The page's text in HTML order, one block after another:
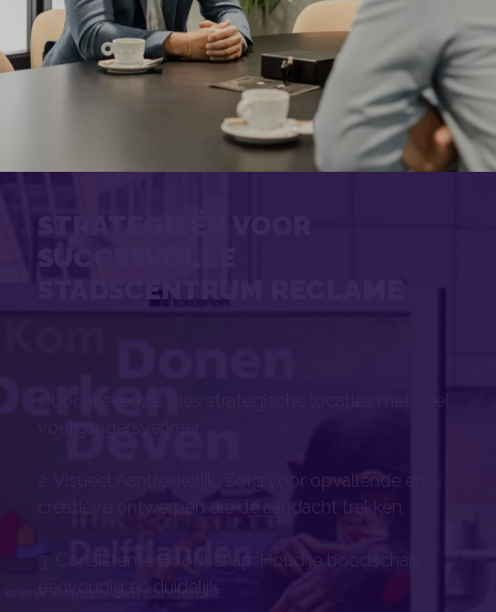
STADSCENTRUM RECLAME
1. Locatiekeuze: Kies strategische locaties met veel
voetgangersverkeer.
2. Visueel Aantrekkelijk: Zorg voor opvallende en
creatieve ontwerpen die de aandacht trekken.
3. Consistente Boodschap: Houd je boodschap
eenvoudig en duidelijk.